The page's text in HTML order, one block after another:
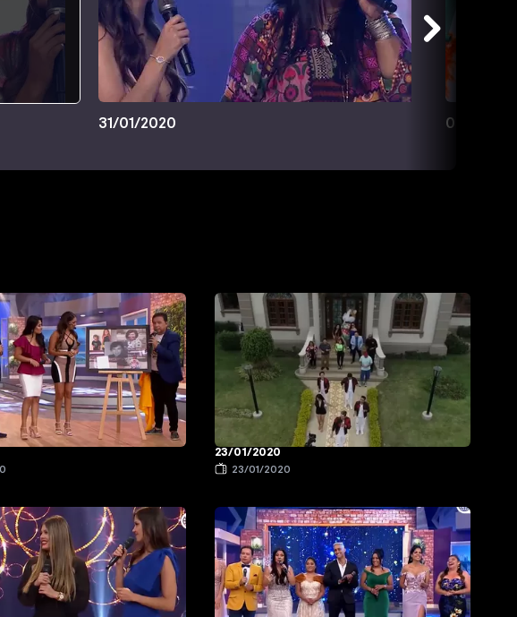
31/01/2020 03/02/
23/01/2020
23/01/2020